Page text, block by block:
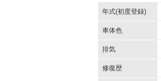
年式(初度登録)
車体色
排気
修復歴